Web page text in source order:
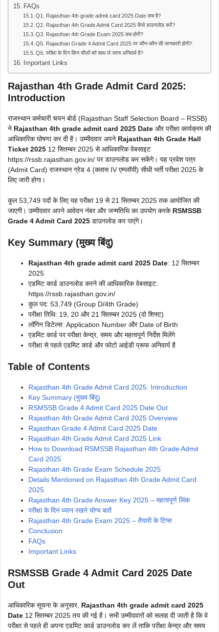
FAQs
Q1. Rajasthan 4th grade admit card 2025 Date कब है?
Q2. Rajasthan 4th Grade Admit Card 2025 कैसे डाउनलोड करें?
Q3. Rajasthan 4th Grade Exam 2025 कब होगी?
Q5. Rajasthan Grade 4 Admit Card 2025 पर कौन-कौन सी जानकारी होगी?
Q6. परीक्षा के दिन किन चीज़ों को साथ ले जाना अनिवार्य है?
Important Links
Rajasthan 4th Grade Admit Card 2025:
Introduction
राजस्थान कर्मचारी चयन बोर्ड (Rajasthan Staff Selection Board – RSSB)
ने Rajasthan 4th grade admit card 2025 Date और परीक्षा कार्यक्रम की
आधिकारिक घोषणा कर दी है। उम्मीदवार अपने Rajasthan 4th Grade Hall
Ticket 2025 12 सितम्बर 2025 से आधिकारिक वेबसाइट
https://rssb.rajasthan.gov.in/ पर डाउनलोड कर सकेंगे। यह प्रवेश पत्र
(Admit Card) राजस्थान ग्रेड 4 (क्लास IV एम्प्लॉयी) सीधी भर्ती परीक्षा 2025 के
लिए जारी होगा।
कुल 53,749 पदों के लिए यह परीक्षा 19 से 21 सितम्बर 2025 तक आयोजित की
जाएगी। उम्मीदवार अपने आवेदन नंबर और जन्मतिथि का उपयोग करके RSMSSB
Grade 4 Admit Card 2025 डाउनलोड कर पाएंगे।
Key Summary (मुख्य बिंदु)
Rajasthan 4th grade admit card 2025 Date: 12 सितम्बर
2025
एडमिट कार्ड डाउनलोड करने की आधिकारिक वेबसाइट:
https://rssb.rajasthan.gov.in/
कुल पद: 53,749 (Group D/4th Grade)
परीक्षा तिथि: 19, 20 और 21 सितम्बर 2025 (दो शिफ्ट)
लॉगिन डिटेल्स: Application Number और Date of Birth
एडमिट कार्ड पर परीक्षा केन्द्र, समय और महत्वपूर्ण निर्देश मिलेंगे
परीक्षा से पहले एडमिट कार्ड और फोटो आईडी प्रूफ अनिवार्य है
Table of Contents
Rajasthan 4th Grade Admit Card 2025: Introduction
Key Summary (मुख्य बिंदु)
RSMSSB Grade 4 Admit Card 2025 Date Out
Rajasthan 4th Grade Admit Card 2025 Overview
Rajasthan Grade 4 Admit Card 2025 Date
Rajasthan 4th Grade Admit Card 2025 Link
How to Download RSMSSB Rajasthan 4th Grade Admit
Card 2025
Rajasthan 4th Grade Exam Schedule 2025
Details Mentioned on Rajasthan 4th Grade Admit Card
2025
Rajasthan 4th Grade Answer Key 2025 – महत्वपूर्ण लिंक
परीक्षा के दिन ध्यान रखने योग्य बातें
Rajasthan 4th Grade Exam 2025 – तैयारी के टिप्स
Conclusion
FAQs
Important Links
RSMSSB Grade 4 Admit Card 2025 Date
Out
आधिकारिक सूचना के अनुसार, Rajasthan 4th grade admit card 2025
Date 12 सितम्बर 2025 तय की गई है। सभी उम्मीदवारों को सलाह दी जाती है कि वे
परीक्षा से पहले ही अपना एडमिट कार्ड डाउनलोड कर लें ताकि परीक्षा केन्द्र और समय